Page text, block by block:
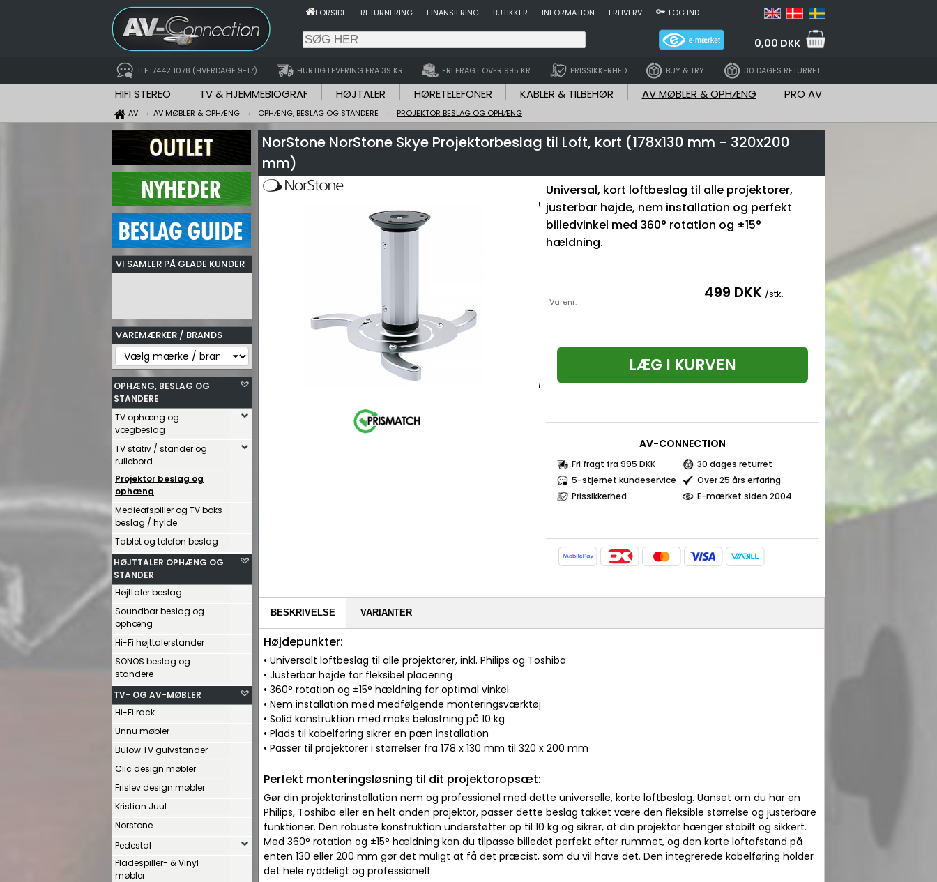
FORSIDE RETURNERING FINANSIERING BUTIKKER INFORMATION ERHVERV LOG IND
0,00 DKK
TLF. 7442 1078 (HVERDAGE 9-17) HURTIG LEVERING FRA 39 KR FRI FRAGT OVER 995 KR PRISSIKKERHED BUY & TRY 30 DAGES RETURRET
HIFI STEREO TV & HJEMMEBIOGRAF HØJTALER HØRETELEFONER KABLER & TILBEHØR AV MØBLER & OPHÆNG PRO AV
AV AV MØBLER & OPHÆNG OPHÆNG, BESLAG OG STANDERE PROJEKTOR BESLAG OG OPHÆNG
VI SAMLER PÅ GLADE KUNDER
VAREMÆRKER / BRANDS
OPHÆNG, BESLAG OG
STANDERE
TV ophæng og
vægbeslag
TV stativ / stander og
rullebord
Projektor beslag og
ophæng
Medieafspiller og TV boks
beslag / hylde
Tablet og telefon beslag
HØJTTALER OPHÆNG OG
STANDER
Højttaler beslag
Soundbar beslag og
ophæng
Hi-Fi højttalerstander
SONOS beslag og
standere
TV- OG AV-MØBLER
Hi-Fi rack
Unnu møbler
Bülow TV gulvstander
Clic design møbler
Frislev design møbler
Kristian Juul
Norstone
Pedestal
Pladespiller- & Vinyl
møbler
NorStone NorStone Skye Projektorbeslag til Loft, kort (178x130 mm - 320x200
mm)
Universal, kort loftbeslag til alle projektorer,
justerbar højde, nem installation og perfekt
billedvinkel med 360° rotation og ±15°
hældning.
Varenr: 499 DKK /stk.
LÆG I KURVEN
AV-CONNECTION
Fri fragt fra 995 DKK
30 dages returret
5-stjernet kundeservice
Over 25 års erfaring
Prissikkerhed
E-mærket siden 2004
BESKRIVELSE VARIANTER
Højdepunkter:
• Universalt loftbeslag til alle projektorer, inkl. Philips og Toshiba
• Justerbar højde for fleksibel placering
• 360° rotation og ±15° hældning for optimal vinkel
• Nem installation med medfølgende monteringsværktøj
• Solid konstruktion med maks belastning på 10 kg
• Plads til kabelføring sikrer en pæn installation
• Passer til projektorer i størrelser fra 178 x 130 mm til 320 x 200 mm
Perfekt monteringsløsning til dit projektoropsæt:
Gør din projektorinstallation nem og professionel med dette universelle, korte loftbeslag. Uanset om du har en
Philips, Toshiba eller en helt anden projektor, passer dette beslag takket være den fleksible størrelse og justerbare
funktioner. Den robuste konstruktion understøtter op til 10 kg og sikrer, at din projektor hænger stabilt og sikkert.
Med 360° rotation og ±15° hældning kan du tilpasse billedet perfekt efter rummet, og den korte loftafstand på
enten 130 eller 200 mm gør det muligt at få det præcist, som du vil have det. Den integrerede kabelføring holder
det hele ryddeligt og professionelt.